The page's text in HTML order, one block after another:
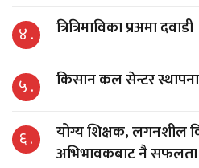
४ . त्रित्रिमाविका प्रअमा दवाडी
५ . किसान कल सेन्टर स्थापना
६ .
योग्य शिक्षक, लगनशील
अभिभावकबाट नै सफलता